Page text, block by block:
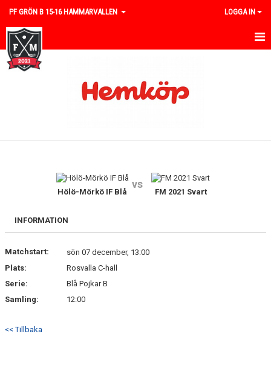
PF GRÖN B 15-16 HAMMARVALLEN LOGGA IN
HEM
DOKUMENT
Hölö-Mörkö IF Blå
vs
FM 2021 Svart
INFORMATION
Matchstart:
sön 07 december, 13:00
Plats:
Rosvalla C-hall
Serie:
Blå Pojkar B
Samling:
12:00
<< Tillbaka